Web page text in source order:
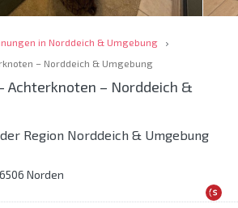
in Norddeich & Umgebung
– Norddeich & Umgebung
Achterknoten – Norddeich &
Region Norddeich & Umgebung
Norden